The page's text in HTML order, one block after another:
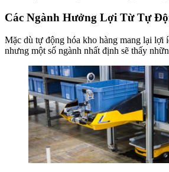
Các Ngành Hưởng Lợi Từ Tự
Mặc dù tự động hóa kho hàng mang lại lợi
nhưng một số ngành nhất định sẽ thấy